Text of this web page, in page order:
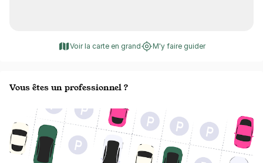
Voir la carte en grand M'y faire guider
Vous êtes un professionnel ?